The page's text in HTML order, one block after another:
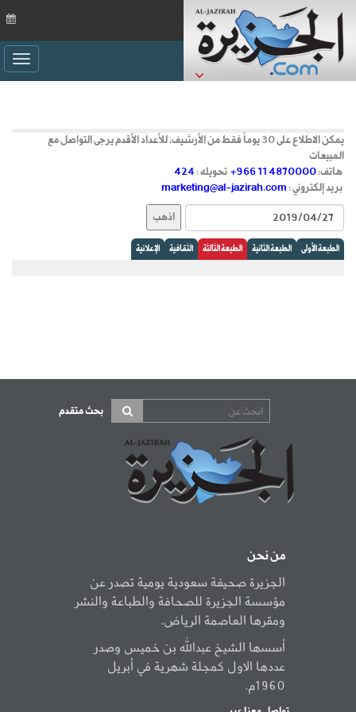
يمكن الاطلاع على 30 يوماً فقط من الأرشيف، للأعداد الأقدم يرجى التواصل مع
المبيعات
هاتف: +966 11 4870000 تحويله : 424
بريد إلكتروني : marketing@al-jazirah.com
الطبعة الأولى الطبعة الثانية الطبعة الثالثة الثقافية الإعلانية
بحث متقدم
من نحن
الجزيرة صحيفة سعودية يومية تصدر عن
مؤسسة الجزيرة للصحافة والطباعة والنشر
ومقرها العاصمة الرياض.
أسسها الشيخ عبدالله بن خميس وصدر
عددها الاول كمجلة شهرية في أبريل
1960م.